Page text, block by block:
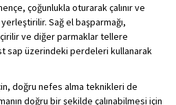
çoğunlukla oturarak çalınır ve
Sağ el başparmağı,
ve diğer parmaklar tellere
sap üzerindeki perdeleri kullanarak
doğru nefes alma teknikleri de
doğru bir şekilde çalınabilmesi için